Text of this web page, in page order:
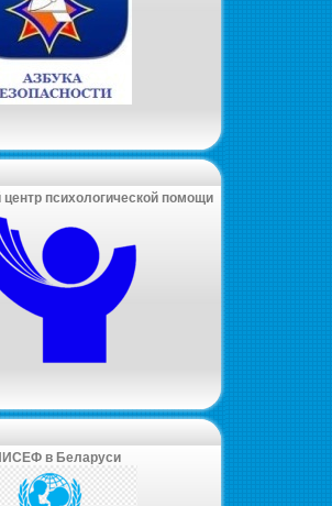
центр психологической помощи
в Беларуси